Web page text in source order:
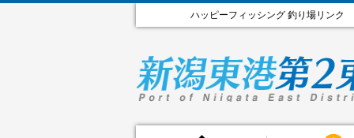
ハッピーフィッシング 釣り場リンク